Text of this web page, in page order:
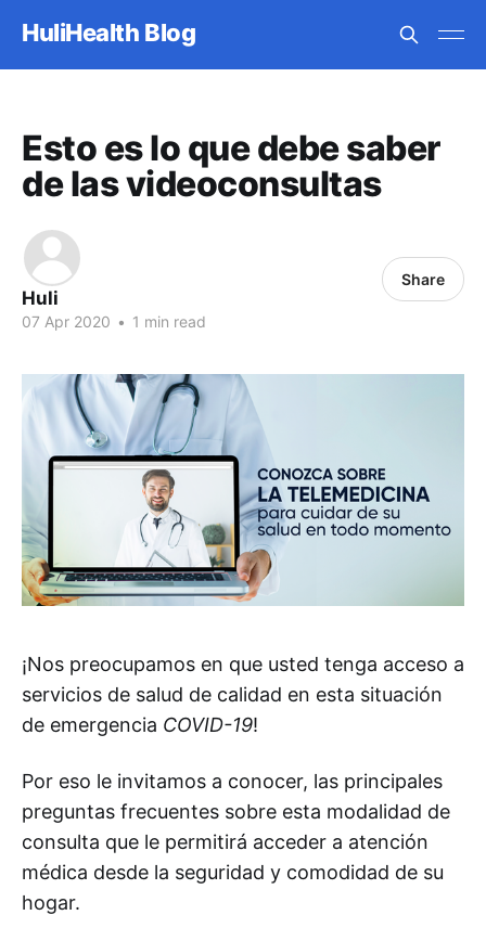
HuliHealth Blog
Esto es lo que debe saber
de las videoconsultas
Huli
07 Apr 2020 • 1 min read
Share
¡Nos preocupamos en que usted tenga acceso a
servicios de salud de calidad en esta situación
de emergencia COVID-19!
Por eso le invitamos a conocer, las principales
preguntas frecuentes sobre esta modalidad de
consulta que le permitirá acceder a atención
médica desde la seguridad y comodidad de su
hogar.